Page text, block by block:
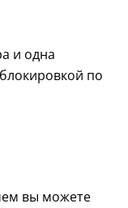
и одна
по
вы можете